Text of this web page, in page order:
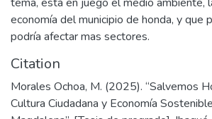
economía del municipio de honda, y que
podría afectar mas sectores.
Citation
Morales Ochoa, M. (2025). “Salvemos
Cultura Ciudadana y Economía